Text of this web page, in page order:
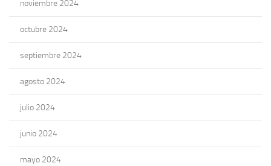
noviembre 2024
octubre 2024
septiembre 2024
agosto 2024
julio 2024
junio 2024
mayo 2024